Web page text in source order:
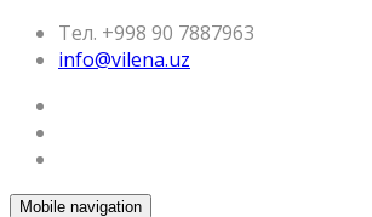
Тел. +998 90 7887963
info@vilena.uz
Mobile navigation